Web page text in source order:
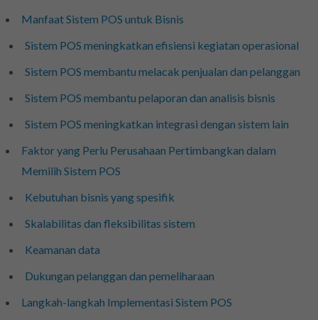
Manfaat Sistem POS untuk Bisnis
Sistem POS meningkatkan efisiensi kegiatan operasional
Sistem POS membantu melacak penjualan dan pelanggan
Sistem POS membantu pelaporan dan analisis bisnis
Sistem POS meningkatkan integrasi dengan sistem lain
Faktor yang Perlu Perusahaan Pertimbangkan dalam
Memilih Sistem POS
Kebutuhan bisnis yang spesifik
Skalabilitas dan fleksibilitas sistem
Keamanan data
Dukungan pelanggan dan pemeliharaan
Langkah-langkah Implementasi Sistem POS